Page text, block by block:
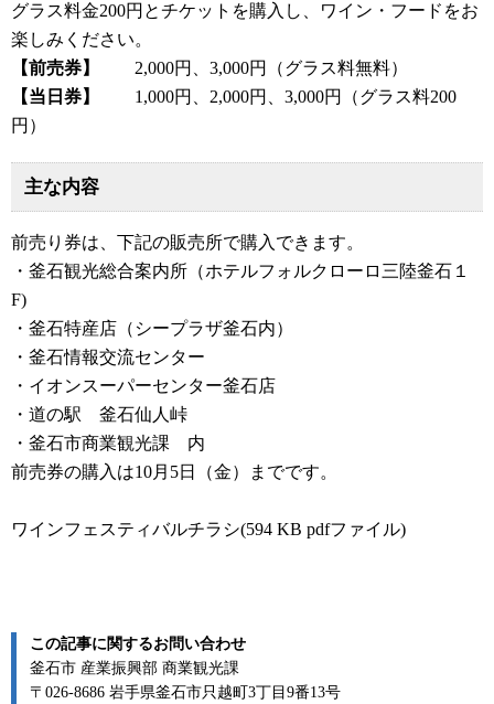
グラス料金200円とチケットを購入し、ワイン・フードをお
楽しみください。
【前売券】
2,000円、3,000円（グラス料無料）
【当日券】
1,000円、2,000円、3,000円（グラス料200
円）
主な内容
前売り券は、下記の販売所で購入できます。
・釜石観光総合案内所（ホテルフォルクローロ三陸釜石１
F)
・釜石特産店（シープラザ釜石内）
・釜石情報交流センター
・イオンスーパーセンター釜石店
・道の駅 釜石仙人峠
・釜石市商業観光課 内
前売券の購入は10月5日（金）までです。
ワインフェスティバルチラシ(594 KB pdfファイル)
この記事に関するお問い合わせ
釜石市 産業振興部 商業観光課
〒026-8686 岩手県釜石市只越町3丁目9番13号